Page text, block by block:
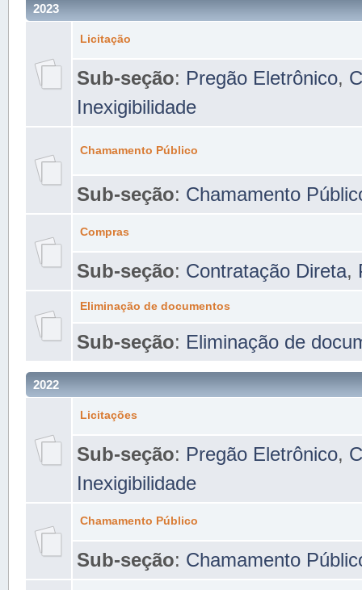
2023
Licitação
Sub-seção: Pregão Eletrônico,
Inexigibilidade
Chamamento Público
Sub-seção: Chamamento
Compras
Sub-seção: Contratação Direta,
Eliminação de documentos
Sub-seção: Eliminação de
2022
Licitações
Sub-seção: Pregão Eletrônico,
Inexigibilidade
Chamamento Público
Sub-seção: Chamamento